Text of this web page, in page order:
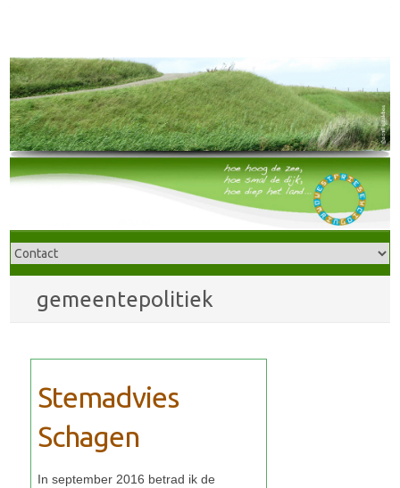
gemeentepolitiek
Stemadvies
Schagen